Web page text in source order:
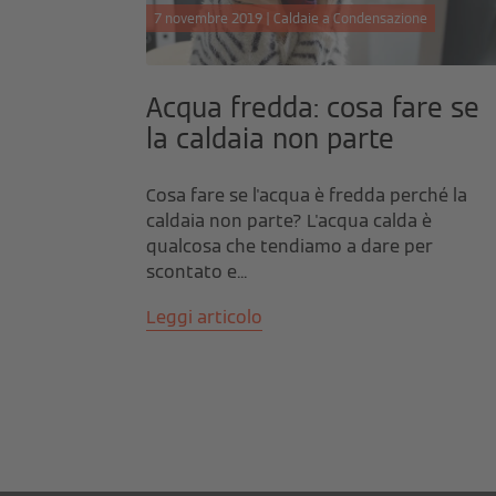
7 novembre 2019 | Caldaie a Condensazione
Acqua fredda: cosa fare se
la caldaia non parte
Cosa fare se l'acqua è fredda perché la
caldaia non parte? L'acqua calda è
qualcosa che tendiamo a dare per
scontato e...
Leggi articolo